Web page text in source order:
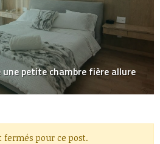
une petite chambre fière allure
fermés pour ce post.